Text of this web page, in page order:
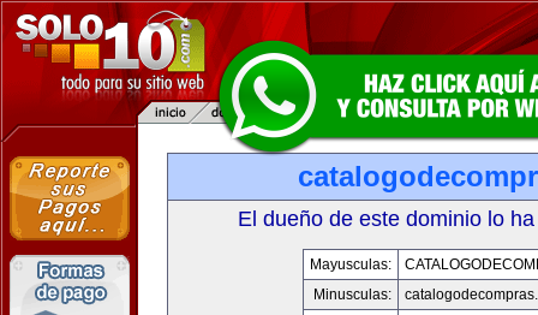
El dueño de este dominio lo
Mayusculas:
Minusculas: